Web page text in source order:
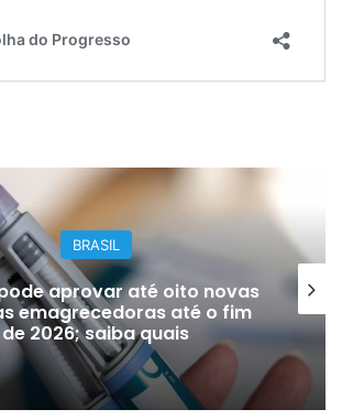
BRASIL
aprovar até oito novas
emagrecedoras até o fim
de 2026; saiba quais